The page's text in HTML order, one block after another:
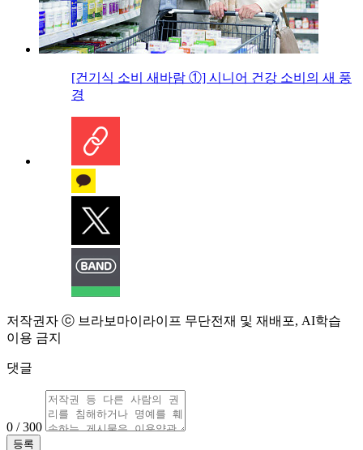
[건기식 소비 새바람 ①] 시니어 건강 소비의 새 풍
경
저작권자 ⓒ 브라보마이라이프 무단전재 및 재배포, AI학습
이용 금지
댓글
0 / 300